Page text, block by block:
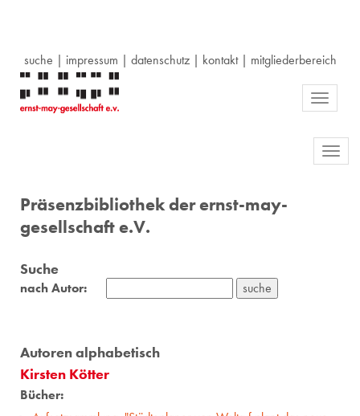
suche | impressum | datenschutz| kontakt| mitgliederbereich
Toggle
Präsenzbibliothek der ernst-may-
gesellschaft e.V.
Suche
nach Autor:
Autoren alphabetisch
Kirsten Kötter
Bücher: